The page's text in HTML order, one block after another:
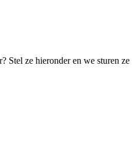
Stel ze hieronder en we sturen ze